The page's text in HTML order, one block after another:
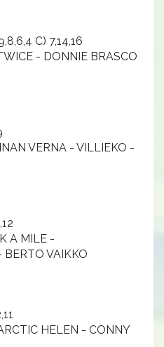
C) 7,14,16
- DONNIE BRASCO
VERNA - VILLIEKO -
A MILE -
VAIKKO
HELEN - CONNY